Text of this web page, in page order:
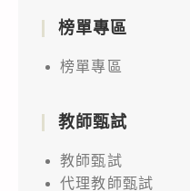
榜單專區
榜單專區
教師甄試
教師甄試
代理教師甄試